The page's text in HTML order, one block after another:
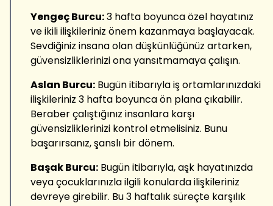
Yengeç Burcu:3 hafta boyunca özel hayatınız
ve ikili ilişkileriniz önem kazanmaya başlayacak.
Sevdiğiniz insana olan düşkünlüğünüz artarken,
güvensizliklerinizi ona yansıtmamaya çalışın.
Aslan Burcu: Bugün itibarıyla iş ortamlarınızdaki
ilişkileriniz 3 hafta boyunca ön plana çıkabilir.
Beraber çalıştığınız insanlara karşı
güvensizliklerinizi kontrol etmelisiniz. Bunu
başarırsanız, şanslı bir dönem.
Başak Burcu: Bugün itibarıyla, aşk hayatınızda
veya çocuklarınızla ilgili konularda ilişkileriniz
devreye girebilir. Bu 3 haftalık süreçte karşılık